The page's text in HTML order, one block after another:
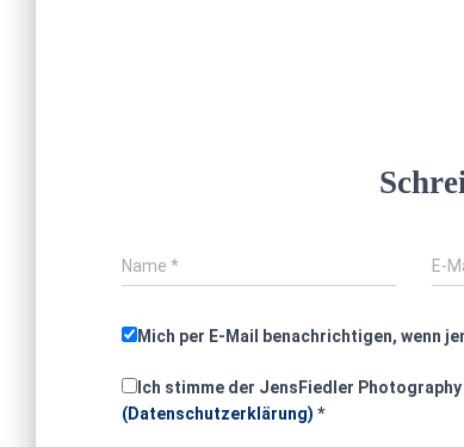
Name * E-
Mich per E-Mail benachrichtigen, wenn
Ich stimme der JensFiedler
(Datenschutzerklärung) *